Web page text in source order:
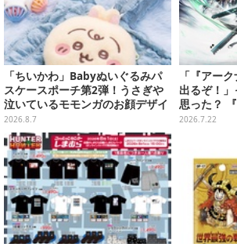
「ちいかわ」Babyぬいぐるみパ
スケースポーチ第2弾！うさぎや
泣いているモモンガのお顔デザイ
ン全4種が8月下旬プライズ展開
2026.8.7
「『アー
出るぞ！」
思った？
フィールド
で追って
談会】
2026.7.22